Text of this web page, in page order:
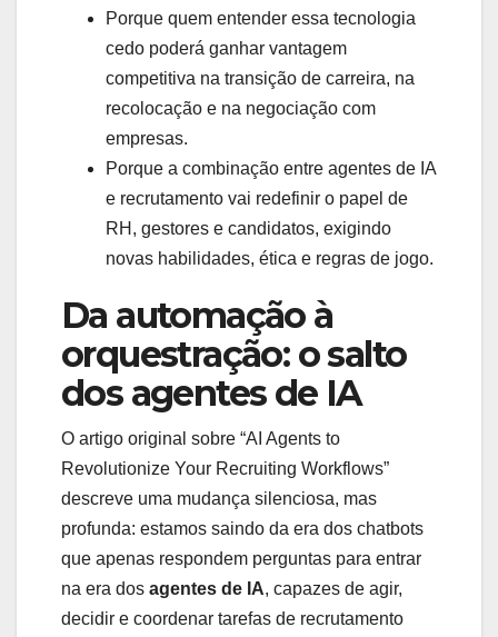
Porque quem entender essa tecnologia
cedo poderá ganhar vantagem
competitiva na transição de carreira, na
recolocação e na negociação com
empresas.
Porque a combinação entre agentes de IA
e recrutamento vai redefinir o papel de
RH, gestores e candidatos, exigindo
novas habilidades, ética e regras de jogo.
Da automação à
orquestração: o salto
dos agentes de IA
O artigo original sobre “AI Agents to
Revolutionize Your Recruiting Workflows”
descreve uma mudança silenciosa, mas
profunda: estamos saindo da era dos chatbots
que apenas respondem perguntas para entrar
na era dos agentes de IA, capazes de agir,
decidir e coordenar tarefas de recrutamento